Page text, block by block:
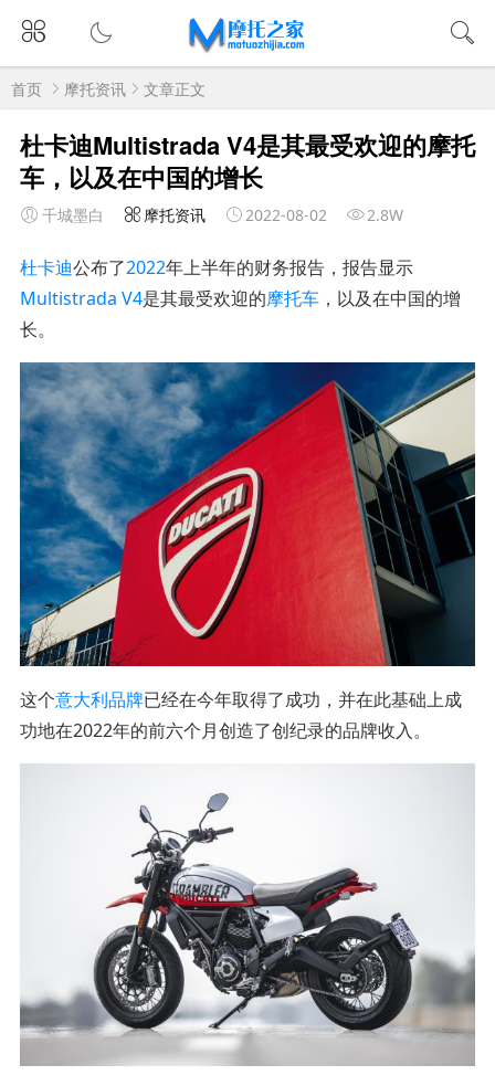
首页 摩托资讯 文章正文
杜卡迪Multistrada V4是其最受欢迎的摩托
车，以及在中国的增长
千城墨白 摩托资讯 2022-08-02 2.8W
杜卡迪公布了2022年上半年的财务报告，报告显示
Multistrada V4是其最受欢迎的摩托车，以及在中国的增
长。
这个意大利品牌已经在今年取得了成功，并在此基础上成
功地在2022年的前六个月创造了创纪录的品牌收入。